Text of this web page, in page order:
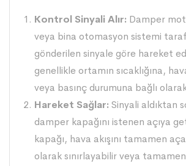
Kontrol Sinyali Alır: Damper
veya bina otomasyon sistemi
gönderilen sinyale göre hareket
genellikle ortamın sıcaklığına,
veya basınç durumuna bağlı
Hareket Sağlar: Sinyali aldıktan
damper kapağını istenen açıya
kapağı, hava akışını tamamen
olarak sınırlayabilir veya